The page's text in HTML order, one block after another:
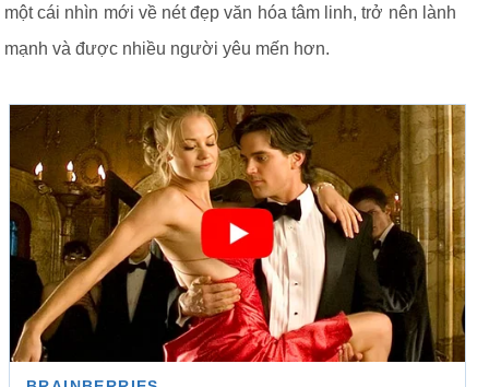
một cái nhìn mới về nét đẹp văn hóa tâm linh, trở nên lành
mạnh và được nhiều người yêu mến hơn.